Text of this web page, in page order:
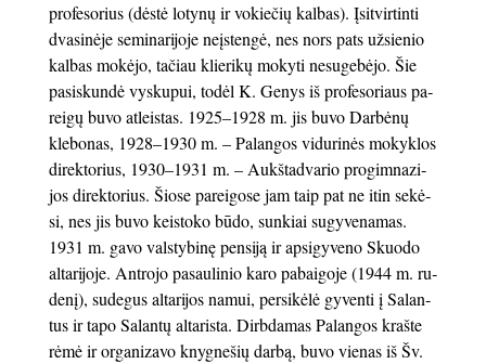
pro­fe­so­rius (dės­tė lo­ty­nų ir vo­kie­čių kal­bas). Įsi­tvir­tin­ti
dva­si­nė­je se­mi­na­ri­jo­je ne­įsten­gė, nes nors pats už­sie­nio
kal­bas mo­kė­jo, ta­čiau klie­ri­kų mo­ky­ti ne­su­ge­bė­jo. Šie
pa­si­skun­dė vys­ku­pui, to­dėl K. Ge­nys iš pro­fe­so­riaus pa­
rei­gų bu­vo at­leis­tas. 1925–1928 m. jis bu­vo Dar­bė­nų
kle­bo­nas, 1928–1930 m. – Pa­lan­gos vi­du­ri­nės mo­kyk­los
di­rek­to­rius, 1930–1931 m. – Aukš­ta­dvario pro­gim­na­zi­
jos di­rek­to­rius. Šio­se pa­rei­go­se jam taip pat ne itin se­kė­
si, nes jis bu­vo keis­to­ko bū­do, sun­kiai su­gy­ve­na­mas.
1931 m. ga­vo vals­ty­bi­nę pen­si­ją ir ap­si­gy­ve­no Skuo­do
al­ta­ri­jo­je. Ant­ro­jo pa­sau­li­nio ka­ro pa­bai­go­je (1944 m. ru­
de­nį), su­de­gus al­ta­ri­jos na­mui, per­si­kė­lė gy­ven­ti į Sa­lan­
tus ir ta­po Sa­lan­tų al­ta­ris­ta. Dirb­da­mas Pa­lan­gos kraš­te
rė­mė ir organiza­vo knyg­ne­šių dar­bą, bu­vo vie­nas iš Šv.